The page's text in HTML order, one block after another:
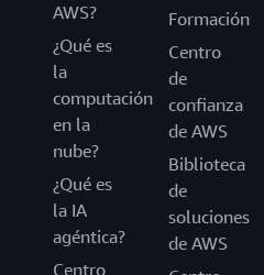
AWS?
¿Qué es
la
computación
en la
nube?
¿Qué es
la IA
agéntica?
Centro
Formación
Centro
de
confianza
de AWS
Biblioteca
de
soluciones
de AWS